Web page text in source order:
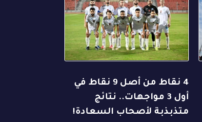
4 نقاط من أصل 9 نقاط في
أول 3 مواجهات.. نتائج
متذبذبة لأصحاب السعادة!